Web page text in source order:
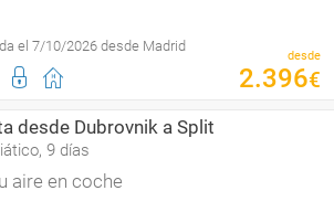
el 7/10/2026 desde Madrid
desde
2.396€
desde Dubrovnik a Split
9 días
aire en coche